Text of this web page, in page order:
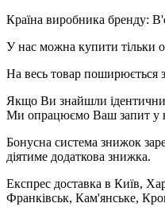
Країна виробника бренду:
У нас можна купити тільки
На весь товар поширюється
Якщо Ви знайшли
Ми опрацюємо Ваш запит у
Бонусна система знижок
діятиме додаткова знижка.
Експрес доставка в Київ,
Франківськ, Кам'янське,